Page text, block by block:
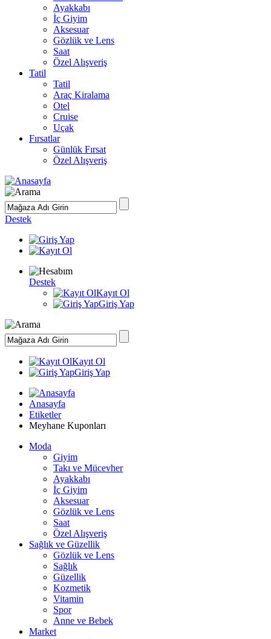
Ayakkabı
İç Giyim
Aksesuar
Gözlük ve Lens
Saat
Özel Alışveriş
Tatil
Tatil
Araç Kiralama
Otel
Cruise
Uçak
Fırsatlar
Günlük Fırsat
Özel Alışveriş
Destek
Destek
Kayıt Ol
Giriş Yap
Kayıt Ol
Giriş Yap
Anasayfa
Etiketler
Meyhane Kuponları
Moda
Giyim
Takı ve Mücevher
Ayakkabı
İç Giyim
Aksesuar
Gözlük ve Lens
Saat
Özel Alışveriş
Sağlık ve Güzellik
Gözlük ve Lens
Sağlık
Güzellik
Kozmetik
Vitamin
Spor
Anne ve Bebek
Market